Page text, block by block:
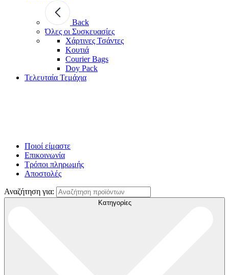
Back
Όλες οι Συσκευασίες
Χάρτινες Τσάντες
Κουτιά
Courier Bags
Doy Pack
Τελευταία Τεμάχια
Ποιοί είμαστε
Επικοινωνία
Τρόποι πληρωμής
Αποστολές
Αναζήτηση για:
Κατηγορίες